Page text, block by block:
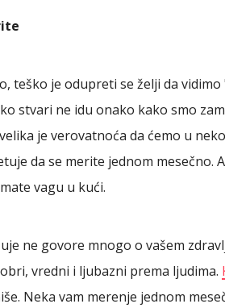
teško je odupreti se želji da
stvari ne idu onako kako smo
je verovatnoća da ćemo u
da se merite jednom mesečno.
vagu u kući.
ne govore mnogo o vašem
vredni i ljubazni prema ljudima.
Neka vam merenje jednom